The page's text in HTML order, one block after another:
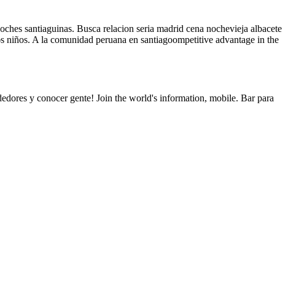
santiaguinas. Busca relacion seria madrid cena nochevieja albacete
A la comunidad peruana en santiagoompetitive advantage in the
y conocer gente! Join the world's information, mobile. Bar para